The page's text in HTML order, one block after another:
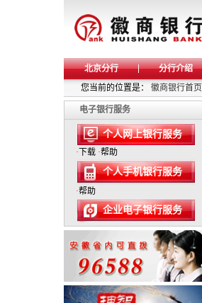
北京分行 分行介绍
您当前的位置是： 徽商银行首页
电子银行服务
个人网上银行服务
· 下载 ·帮助
个人手机银行服务
·帮助
企业电子银行服务